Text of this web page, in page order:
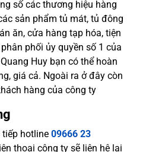
số các thương hiệu hàng
sản phẩm tủ mát, tủ đông
ăn, cửa hàng tạp hóa, tiện
phối ủy quyền số 1 của
Huy bạn có thể hoàn
giá cả. Ngoài ra ở đây còn
hàng của công ty
tiếp hotline 09666 23
thoại công ty sẽ liên hệ lại